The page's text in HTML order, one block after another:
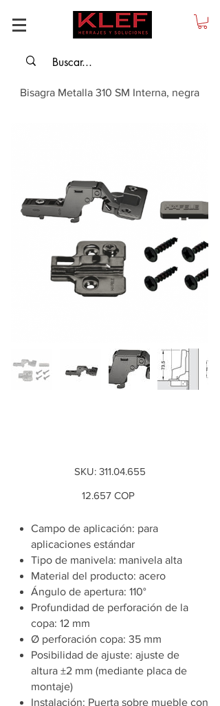
Bisagra Metalla 310 SM Interna, negra
SKU: SKU
311.04.655
311.04.655
Precio
12.657 COP
Campo de aplicación: para
aplicaciones estándar
Tipo de manivela: manivela alta
Material del producto: acero
Ángulo de apertura: 110°
Profundidad de perforación de la
copa: 12 mm
Ø perforación copa: 35 mm
Posibilidad de ajuste: ajuste de
altura ±2 mm (mediante placa de
montaje)
Instalación: Puerta sobre mueble con